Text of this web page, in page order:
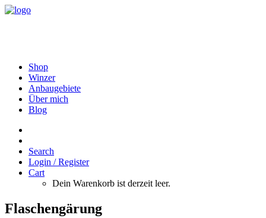
Shop
Winzer
Anbaugebiete
Über mich
Blog
Search
Login / Register
Cart
Dein Warenkorb ist derzeit leer.
Flaschengärung